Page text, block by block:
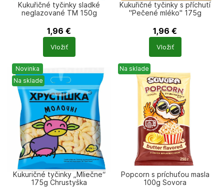
Kukuřičné tyčinky sladké
neglazované TM 150g
1,96 €
Počet
produktů
Vložiť
Kukuřičné tyčinky s příchutí
"Pečené mléko" 175g
1,96 €
Počet
produktů
Vložiť
Novinka
Na sklade
Kukuričné tyčinky „Mliečne“
175g Chrustyška
Na sklade
Popcorn s príchuťou masla
100g Sovora